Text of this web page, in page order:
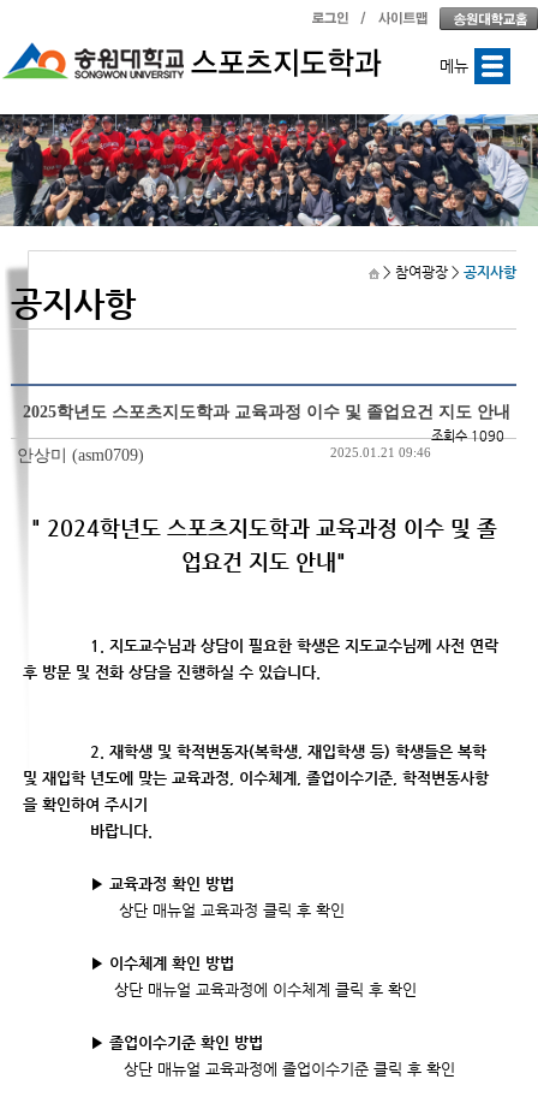
메뉴
> 참여광장 >공지사항
공지사항
2025학년도 스포츠지도학과 교육과정 이수 및 졸업요건 지도 안내
조회수 1090
안상미 (asm0709) 2025.01.21 09:46
" 2024학년도 스포츠지도학과 교육과정 이수 및 졸
업요건 지도 안내"
1. 지도교수님과 상담이 필요한 학생은 지도교수님께 사전 연락
후 방문 및 전화 상담을 진행하실 수 있습니다.
2. 재학생 및 학적변동자(복학생, 재입학생 등) 학생들은 복학
및 재입학 년도에 맞는 교육과정, 이수체계, 졸업이수기준, 학적변동사항
을 확인하여 주시기
바랍니다.
▶ 교육과정 확인 방법
상단 매뉴얼 교육과정 클릭 후 확인
▶ 이수체계 확인 방법
상단 매뉴얼 교육과정에 이수체계 클릭 후 확인
▶ 졸업이수기준 확인 방법
상단 매뉴얼 교육과정에 졸업이수기준 클릭 후 확인